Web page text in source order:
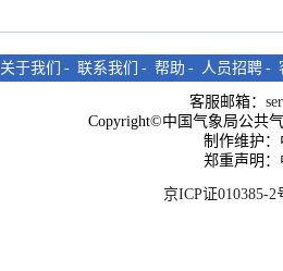
关于我们 - 联系我们 - 帮助 - 人员招聘 -
客服邮箱：
Copyright©中国气象局公共
制作维护
郑重声明
京ICP证010385-2